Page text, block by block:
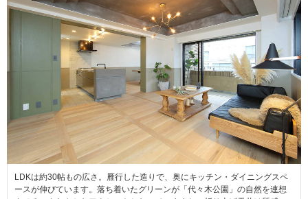
LDKは約30帖もの広さ。雁行した造りで、奥にキッチン・ダイニングスペ
ースが伸びています。落ち着いたグリーンが「代々木公園」の自然を連想